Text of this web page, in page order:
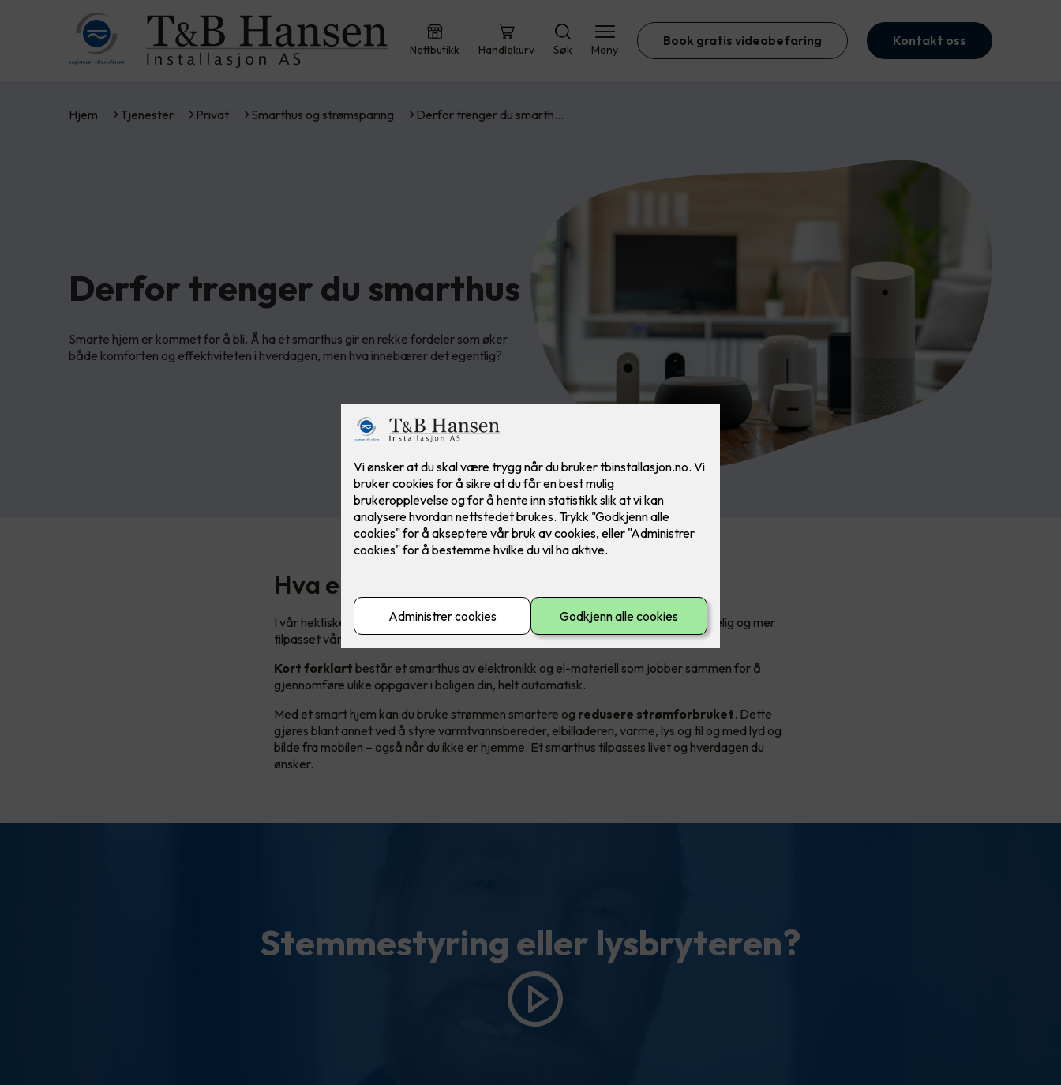
Nettbutikk Handlekurv Søk Meny
Book gratis videobefaring Kontakt oss
Hjem Tjenester Privat Smarthus og strømsparing Derfor trenger du smarth…
Derfor trenger du smarthus
Smarte hjem er kommet for å bli. Å ha et smarthus gir en rekke fordeler som øker
både komforten og effektiviteten i hverdagen, men hva innebærer det egentlig?
Hva er egentlig et smarthus?
I vår hektiske hverdag søker vi stadig etter måter å gjøre livet enklere, mer behagelig og mer
tilpasset våre individuelle behov. Det er her smarthusteknologi kommer inn.
Kort forklart består et smarthus av elektronikk og el-materiell som jobber sammen for å
gjennomføre ulike oppgaver i boligen din, helt automatisk.
Med et smart hjem kan du bruke strømmen smartere og redusere strømforbruket. Dette
gjøres blant annet ved å styre varmtvannsbereder, elbilladeren, varme, lys og til og med lyd og
bilde fra mobilen – også når du ikke er hjemme. Et smarthus tilpasses livet og hverdagen du
ønsker.
Stemmestyring eller lysbryteren?